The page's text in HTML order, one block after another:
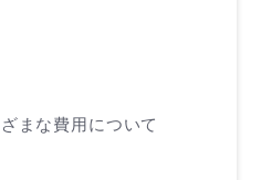
まな費用について